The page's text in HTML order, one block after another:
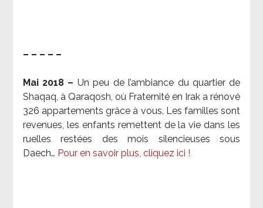
– – – – –
Mai 2018 – Un peu de l’ambiance du quartier de
Shaqaq, à Qaraqosh, où Fraternité en Irak a rénové
326 appartements grâce à vous. Les familles sont
revenues, les enfants remettent de la vie dans les
ruelles restées des mois silencieuses sous
Daech… Pour en savoir plus, cliquez ici !